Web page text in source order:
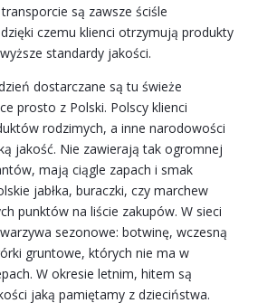
są zawsze ściśle
czemu klienci otrzymują produkty
standardy jakości.
dostarczane są tu świeże
prosto z Polski. Polscy klienci
rodzimych, a inne narodowości
jakość. Nie zawierają tak ogromnej
mają ciągle zapach i smak
jabłka, buraczki, czy marchew
punktów na liście zakupów. W sieci
sezonowe: botwinę, wczesną
gruntowe, których nie ma w
W okresie letnim, hitem są
jaką pamiętamy z dzieciństwa.